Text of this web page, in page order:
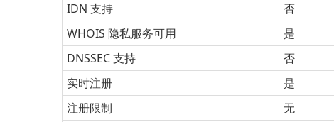
IDN 支持
否
WHOIS 隐私服务可用
是
DNSSEC 支持
否
实时注册
是
注册限制
无